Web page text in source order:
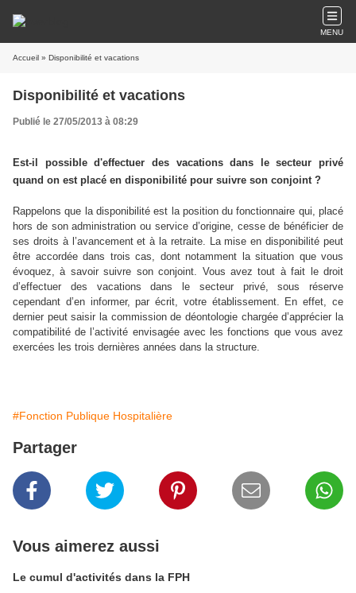
MENU
Accueil » Disponibilité et vacations
Disponibilité et vacations
Publié le 27/05/2013 à 08:29
Est-il possible d'effectuer des vacations dans le secteur privé
quand on est placé en disponibilité pour suivre son conjoint ?
Rappelons que la disponibilité est la position du fonctionnaire qui, placé
hors de son administration ou service d’origine, cesse de bénéficier de
ses droits à l’avancement et à la retraite. La mise en disponibilité peut
être accordée dans trois cas, dont notamment la situation que vous
évoquez, à savoir suivre son conjoint. Vous avez tout à fait le droit
d’effectuer des vacations dans le secteur privé, sous réserve
cependant d’en informer, par écrit, votre établissement. En effet, ce
dernier peut saisir la commission de déontologie chargée d’apprécier la
compatibilité de l’activité envisagée avec les fonctions que vous avez
exercées les trois dernières années dans la structure.
#Fonction Publique Hospitalière
Partager
Vous aimerez aussi
Le cumul d'activités dans la FPH